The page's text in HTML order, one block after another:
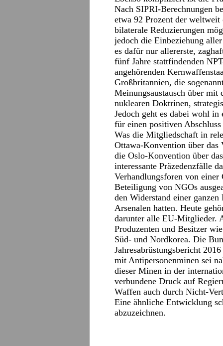
Nach SIPRI-Berechnungen
etwa 92 Prozent der
bilaterale Reduzierungen
jedoch die Einbeziehung
es dafür nur allererste,
fünf Jahre stattfindenden
angehörenden
Großbritannien, die
Meinungsaustausch über mit
nuklearen Doktrinen,
Jedoch geht es dabei wohl
für einen positiven
Was die Mitgliedschaft in
Ottawa-Konvention über das
die Oslo-Konvention über
interessante Präzedenzfälle
Verhandlungsforen von einer
Beteiligung von NGOs
den Widerstand einer
Arsenalen hatten. Heute
darunter alle EU-Mitglieder.
Produzenten und Besitzer
Süd- und Nordkorea. Die
Jahresabrüstungsbericht
mit Antipersonenminen sei
dieser Minen in der
verbundene Druck auf
Waffen auch durch Nicht-
Eine ähnliche Entwicklung
abzuzeichnen.